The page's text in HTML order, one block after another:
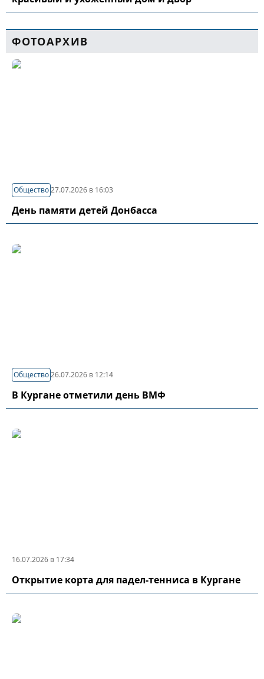
ФОТОАРХИВ
Общество27.07.2026 в 16:03
День памяти детей Донбасса
Общество26.07.2026 в 12:14
В Кургане отметили день ВМФ
16.07.2026 в 17:34
Открытие корта для падел-тенниса в Кургане